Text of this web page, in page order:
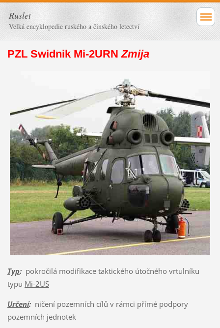
Ruslet
Velká encyklopedie ruského a čínského letectví
PZL Swidnik Mi-2URNZmija
Typ:pokročilá modifikace taktického útočného vrtulníku
typu Mi-2US
Určení:ničení pozemních cílů v rámci přímé podpory
pozemních jednotek